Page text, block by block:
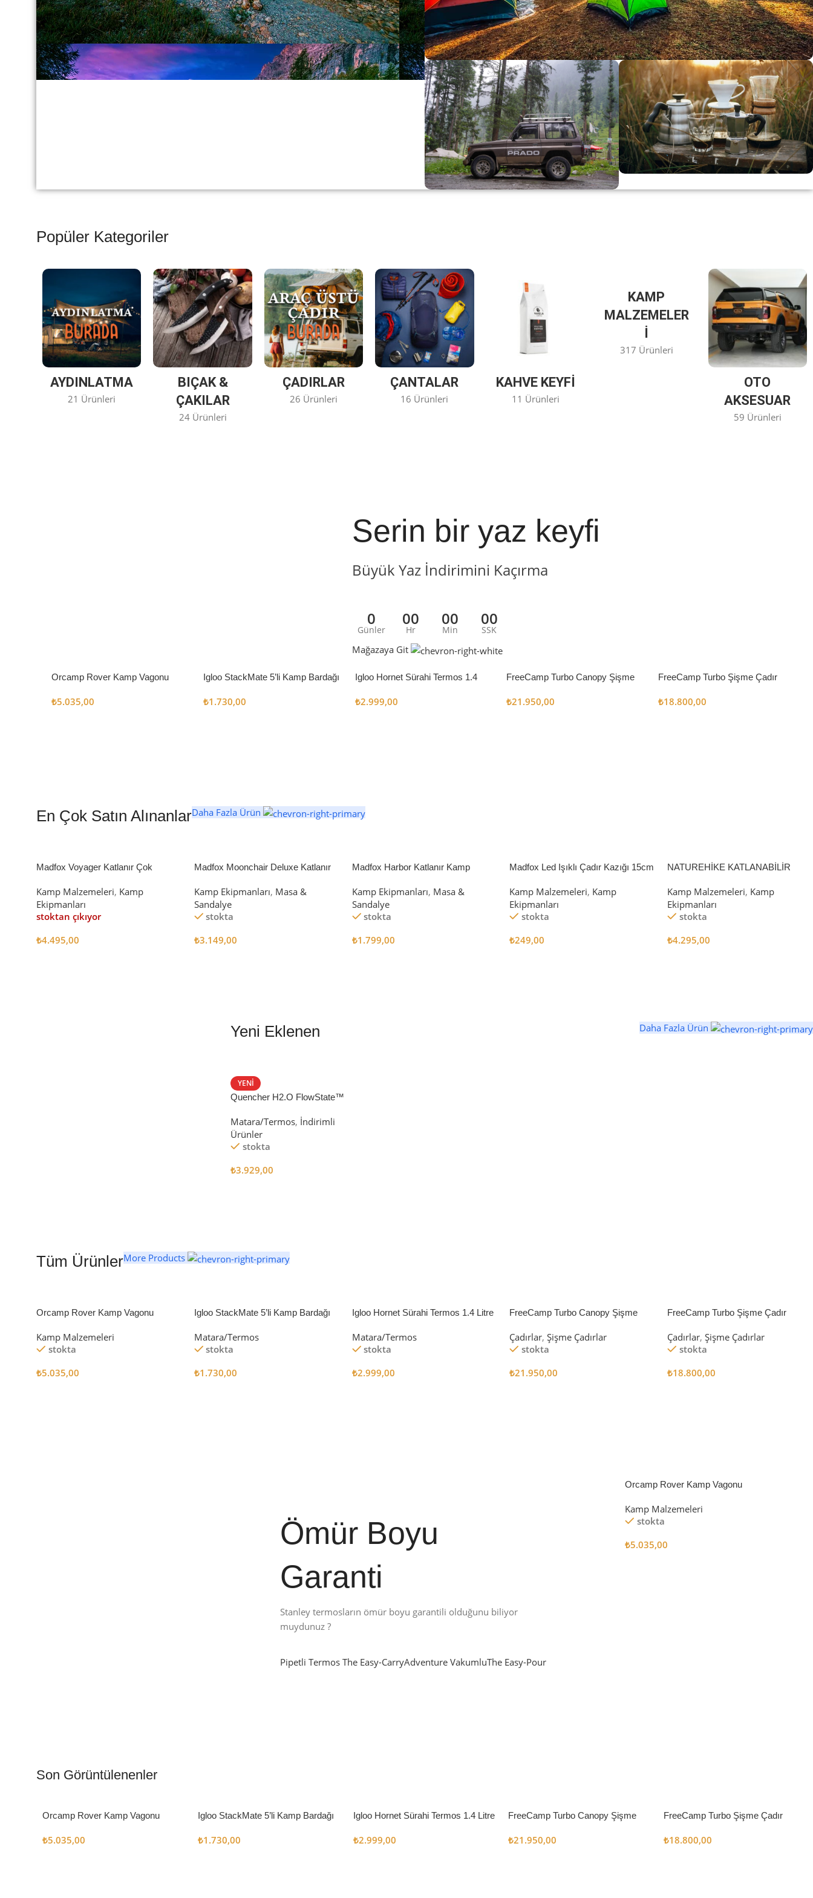
Büyük Yaz İndirimi
0
Günler
00
Hr
00
Min
00
SSK
Alışverişe Başla
Popüler Kategoriler
AYDINLATMA
21 Ürünleri
BIÇAK &
ÇAKILAR
24 Ürünleri
ÇADIRLAR
26 Ürünleri
ÇANTALAR
16 Ürünleri
KAHVE KEYFİ
11 Ürünleri
KAMP
MALZEMELER
I
317 Ürünleri
OTO
AKSESUAR
59 Ürünleri
Serin bir yaz keyfi
Büyük Yaz İndirimini Kaçırma
0
Günler
00
Hr
00
Min
00
SSK
Mağazaya Git
Orcamp Rover Kamp Vagonu
₺5.035,00
Igloo StackMate 5’li Kamp Bardağı
₺1.730,00
Igloo Hornet Sürahi Termos 1.4
₺2.999,00
FreeCamp Turbo Canopy Şişme
₺21.950,00
FreeCamp Turbo Şişme Çadır
₺18.800,00
En Çok Satın AlınanlarDaha Fazla Ürün
Madfox Voyager Katlanır Çok
BLACK
Kamp Malzemeleri, Kamp
Ekipmanları
stoktan çıkıyor
₺4.495,00
Madfox Moonchair Deluxe Katlanır
Kamp Ekipmanları, Masa &
Sandalye
stokta
₺3.149,00
Madfox Harbor Katlanır Kamp
Kamp Ekipmanları, Masa &
Sandalye
stokta
₺1.799,00
Madfox Led Işıklı Çadır Kazığı 15cm
Kamp Malzemeleri, Kamp
Ekipmanları
stokta
₺249,00
NATUREHİKE KATLANABİLİR
Kamp Malzemeleri, Kamp
Ekipmanları
stokta
₺4.295,00
Yeni Eklenen Daha Fazla Ürün
YENI
Quencher H2.O FlowState™
Matara/Termos, İndirimli
Ürünler
stokta
₺3.929,00
Tüm ÜrünlerMore Products
Orcamp Rover Kamp Vagonu
Kamp Malzemeleri
stokta
₺5.035,00
Igloo StackMate 5’li Kamp Bardağı
Matara/Termos
stokta
₺1.730,00
Igloo Hornet Sürahi Termos 1.4 Litre
Matara/Termos
stokta
₺2.999,00
FreeCamp Turbo Canopy Şişme
Çadırlar, Şişme Çadırlar
stokta
₺21.950,00
FreeCamp Turbo Şişme Çadır
Çadırlar, Şişme Çadırlar
stokta
₺18.800,00
Ömür Boyu
Garanti
Stanley termosların ömür boyu garantili olduğunu biliyor
muydunuz ?
Pipetli TermosThe Easy-CarryAdventure VakumluThe Easy-Pour
Kampçı Şefler İçin
Orcamp Rover Kamp Vagonu
Kamp Malzemeleri
stokta
₺5.035,00
Son Görüntülenenler
Orcamp Rover Kamp Vagonu
₺5.035,00
Igloo StackMate 5’li Kamp Bardağı
₺1.730,00
Igloo Hornet Sürahi Termos 1.4 Litre
₺2.999,00
FreeCamp Turbo Canopy Şişme
₺21.950,00
FreeCamp Turbo Şişme Çadır
₺18.800,00